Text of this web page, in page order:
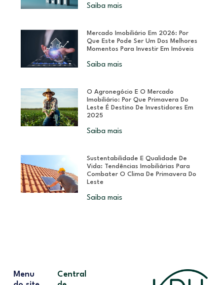
Saiba mais
Mercado Imobiliário Em 2026: Por
Que Este Pode Ser Um Dos Melhores
Momentos Para Investir Em Imóveis
Saiba mais
O Agronegócio E O Mercado
Imobiliário: Por Que Primavera Do
Leste É Destino De Investidores Em
2025
Saiba mais
Sustentabilidade E Qualidade De
Vida: Tendências Imobiliárias Para
Combater O Clima De Primavera Do
Leste
Saiba mais
Menu
Central